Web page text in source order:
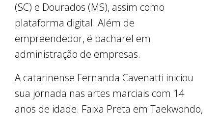
(SC) e Dourados (MS), assim como
plataforma digital. Além de
empreendedor, é bacharel em
administração de empresas.
A catarinense Fernanda Cavenatti iniciou
sua jornada nas artes marciais com 14
anos de idade. Faixa Preta em Taekwondo,